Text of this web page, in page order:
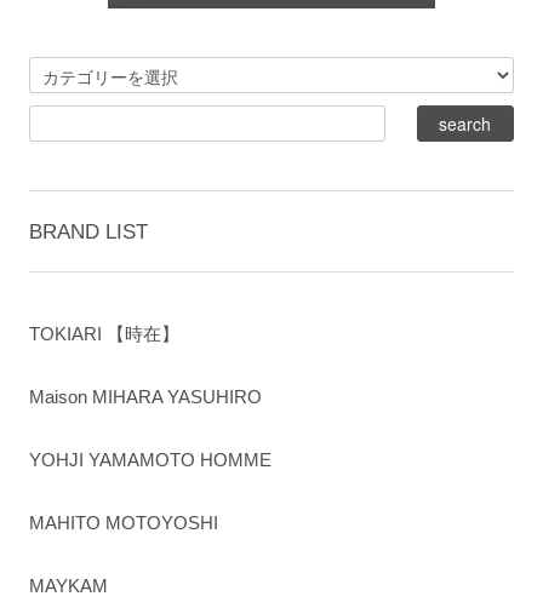
BRAND LIST
TOKIARI 【時在】
Maison MIHARA YASUHIRO
YOHJI YAMAMOTO HOMME
MAHITO MOTOYOSHI
MAYKAM